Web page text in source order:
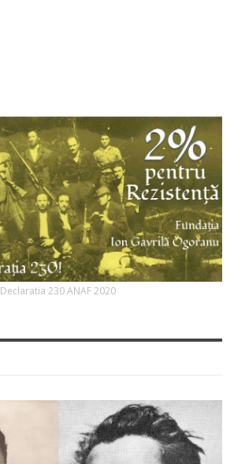
Declaratia 230 ANAF 2020